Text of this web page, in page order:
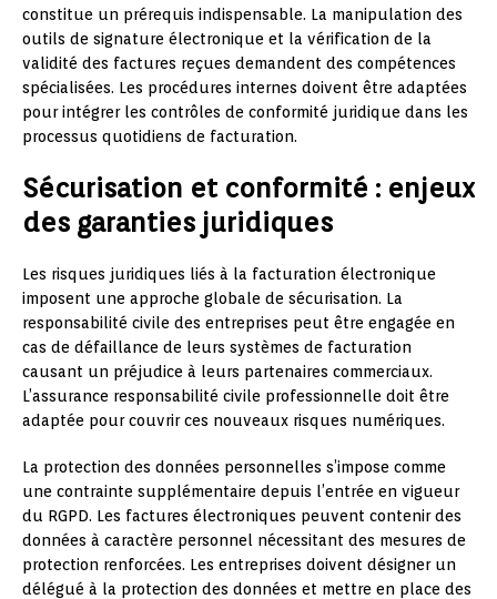
constitue un prérequis indispensable. La manipulation des
outils de signature électronique et la vérification de la
validité des factures reçues demandent des compétences
spécialisées. Les procédures internes doivent être adaptées
pour intégrer les contrôles de conformité juridique dans les
processus quotidiens de facturation.
Sécurisation et conformité : enjeux
des garanties juridiques
Les risques juridiques liés à la facturation électronique
imposent une approche globale de sécurisation. La
responsabilité civile des entreprises peut être engagée en
cas de défaillance de leurs systèmes de facturation
causant un préjudice à leurs partenaires commerciaux.
L’assurance responsabilité civile professionnelle doit être
adaptée pour couvrir ces nouveaux risques numériques.
La protection des données personnelles s’impose comme
une contrainte supplémentaire depuis l’entrée en vigueur
du RGPD. Les factures électroniques peuvent contenir des
données à caractère personnel nécessitant des mesures de
protection renforcées. Les entreprises doivent désigner un
délégué à la protection des données et mettre en place des